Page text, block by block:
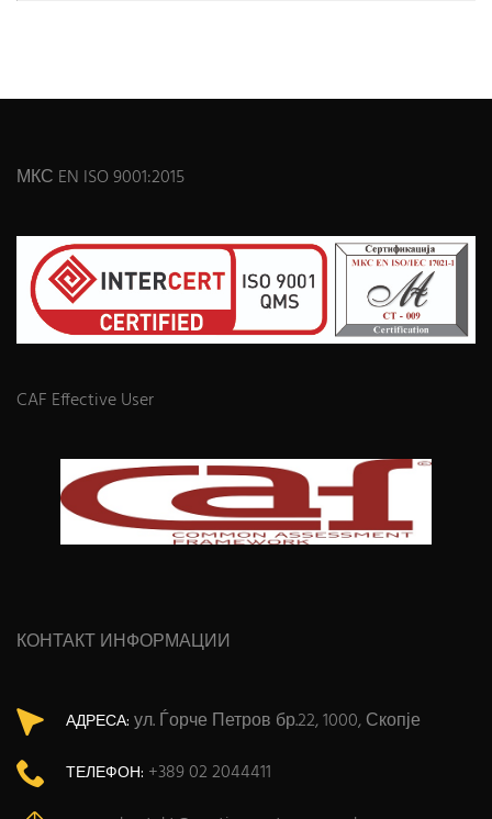
МКС EN ISO 9001:2015
CAF Effective User
КОНТАКТ ИНФОРМАЦИИ
АДРЕСА: ул. Ѓорче Петров бр.22, 1000, Скопје
ТЕЛЕФОН: +389 02 2044411